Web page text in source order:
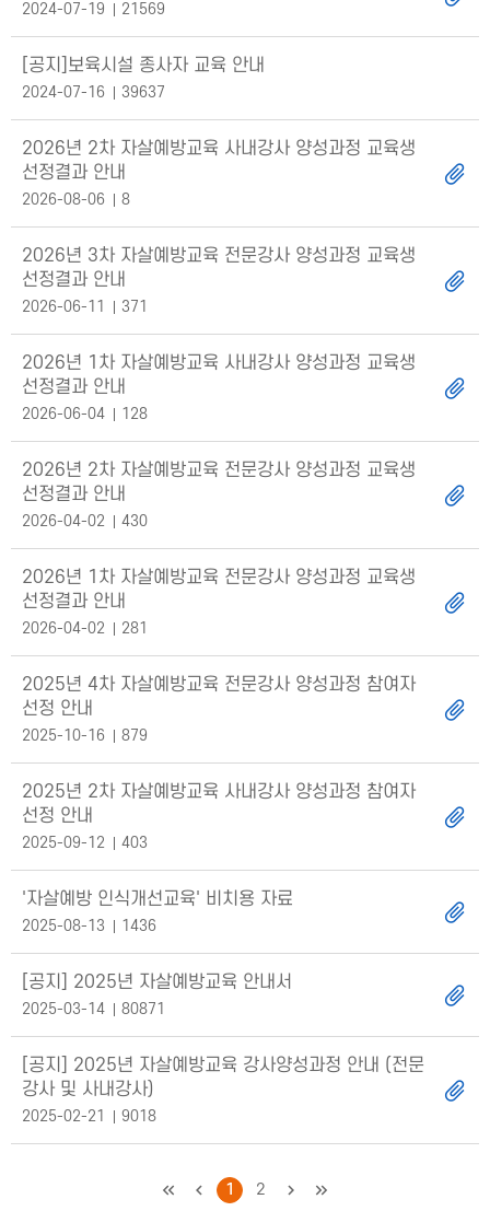
2024-07-19 21569
[공지]보육시설 종사자 교육 안내
2024-07-16 39637
2026년 2차 자살예방교육 사내강사 양성과정 교육생
선정결과 안내
2026-08-06 8
2026년 3차 자살예방교육 전문강사 양성과정 교육생
선정결과 안내
2026-06-11 371
2026년 1차 자살예방교육 사내강사 양성과정 교육생
선정결과 안내
2026-06-04 128
2026년 2차 자살예방교육 전문강사 양성과정 교육생
선정결과 안내
2026-04-02 430
2026년 1차 자살예방교육 전문강사 양성과정 교육생
선정결과 안내
2026-04-02 281
2025년 4차 자살예방교육 전문강사 양성과정 참여자
선정 안내
2025-10-16 879
2025년 2차 자살예방교육 사내강사 양성과정 참여자
선정 안내
2025-09-12 403
'자살예방 인식개선교육' 비치용 자료
2025-08-13 1436
[공지] 2025년 자살예방교육 안내서
2025-03-14 80871
[공지] 2025년 자살예방교육 강사양성과정 안내 (전문
강사 및 사내강사)
2025-02-21 9018
처음이전1 2 다음마지막